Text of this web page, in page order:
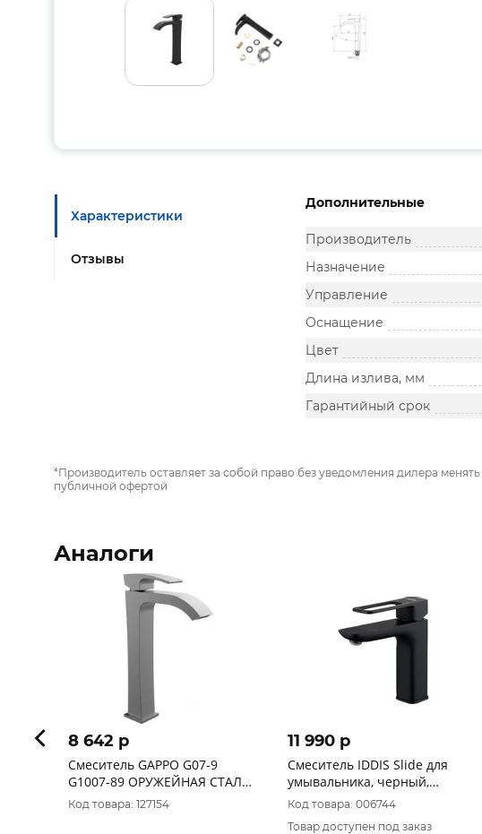
Характеристики
Отзывы
Дополнительные
Производитель
Назначение
Управление
Оснащение
Цвет
Длина излива, мм
Гарантийный срок
*Производитель оставляет за собой право без уведомления дилера
публичной офертой
Аналоги
8 642 p
Смеситель GAPPO G07-9
G1007-89 ОРУЖЕЙНАЯ СТАЛЬ
высокий для
умывальника,латунный
Код товара: 127154
11 990 p
Смеситель IDDIS Slide для
умывальника, черный,
SLIBL00i01
Код товара: 006744
Товар доступен под заказ